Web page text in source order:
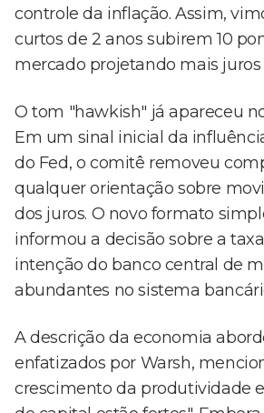
controle da inflação. Assim,
curtos de 2 anos subirem 10
mercado projetando mais juros
O tom "hawkish" já apareceu
Em um sinal inicial da
do Fed, o comitê removeu
qualquer orientação sobre
dos juros. O novo formato
informou a decisão sobre a
intenção do banco central de
abundantes no sistema
A descrição da economia
enfatizados por Warsh,
crescimento da produtividade